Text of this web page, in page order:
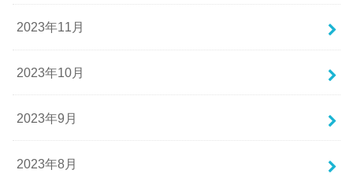
2023年11月
2023年10月
2023年9月
2023年8月